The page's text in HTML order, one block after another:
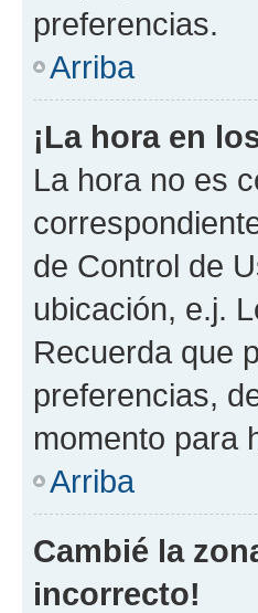
preferencias.
Arriba
¡La hora en
La hora no es
de Control de
ubicación, e.j.
Recuerda que
preferencias,
momento para
Arriba
Cambié la
incorrecto!